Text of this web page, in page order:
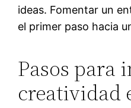
ideas. Fomentar un
el primer paso hacia
Pasos para
creatividad